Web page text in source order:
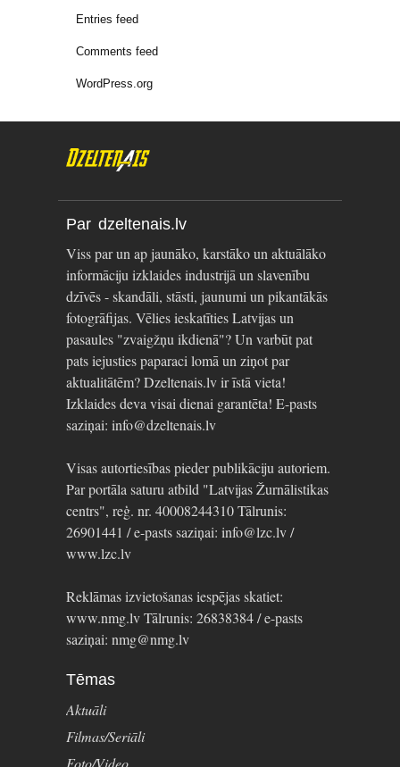
Entries feed
Comments feed
WordPress.org
Par dzeltenais.lv
Viss par un ap jaunāko, karstāko un aktuālāko
informāciju izklaides industrijā un slavenību
dzīvēs - skandāli, stāsti, jaunumi un pikantākās
fotogrāfijas. Vēlies ieskatīties Latvijas un
pasaules "zvaigžņu ikdienā"? Un varbūt pat
pats iejusties paparaci lomā un ziņot par
aktualitātēm? Dzeltenais.lv ir īstā vieta!
Izklaides deva visai dienai garantēta! E-pasts
saziņai: info@dzeltenais.lv
Visas autortiesības pieder publikāciju autoriem.
Par portāla saturu atbild "Latvijas Žurnālistikas
centrs", reģ. nr. 40008244310 Tālrunis:
26901441 / e-pasts saziņai: info@lzc.lv /
www.lzc.lv
Reklāmas izvietošanas iespējas skatiet:
www.nmg.lv Tālrunis: 26838384 / e-pasts
saziņai: nmg@nmg.lv
Tēmas
Aktuāli
Filmas/Seriāli
Foto/Video